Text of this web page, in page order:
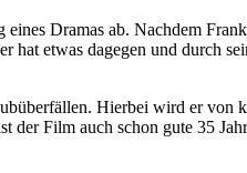
Dramas ab. Nachdem
etwas dagegen und durch
Hierbei wird er von
der Film auch schon gute 35